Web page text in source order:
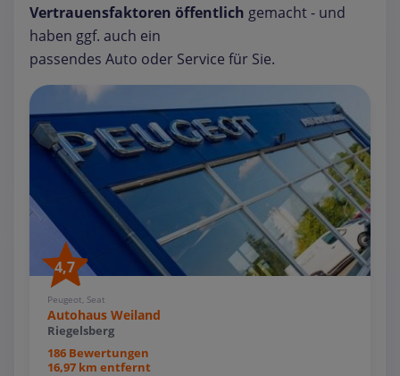
Vertrauensfaktoren öffentlich gemacht - und
haben ggf. auch ein
passendes Auto oder Service für Sie.
4,7
Peugeot, Seat
Autohaus Weiland
Riegelsberg
186 Bewertungen
16,97 km entfernt